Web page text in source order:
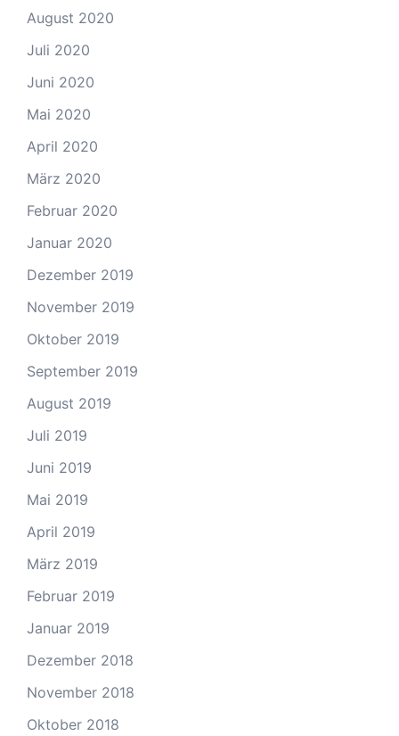
August 2020
Juli 2020
Juni 2020
Mai 2020
April 2020
März 2020
Februar 2020
Januar 2020
Dezember 2019
November 2019
Oktober 2019
September 2019
August 2019
Juli 2019
Juni 2019
Mai 2019
April 2019
März 2019
Februar 2019
Januar 2019
Dezember 2018
November 2018
Oktober 2018